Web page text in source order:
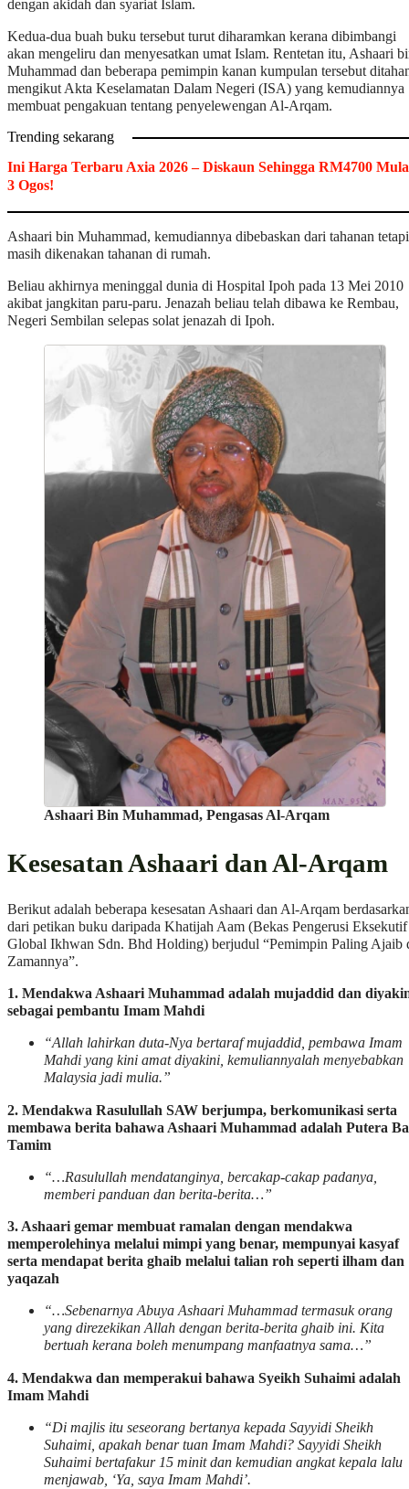
dengan akidah dan syariat Islam.
Kedua-dua buah buku tersebut turut diharamkan kerana dibimbangi
akan mengeliru dan menyesatkan umat Islam. Rentetan itu, Ashaari
Muhammad dan beberapa pemimpin kanan kumpulan tersebut
mengikut Akta Keselamatan Dalam Negeri (ISA) yang kemudiannya
membuat pengakuan tentang penyelewengan Al-Arqam.
Trending sekarang
Ini Harga Terbaru Axia 2026 – Diskaun Sehingga RM4700
3 Ogos!
Ashaari bin Muhammad, kemudiannya dibebaskan dari tahanan tetapi
masih dikenakan tahanan di rumah.
Beliau akhirnya meninggal dunia di Hospital Ipoh pada 13 Mei 2010
akibat jangkitan paru-paru. Jenazah beliau telah dibawa ke Rembau,
Negeri Sembilan selepas solat jenazah di Ipoh.
Ashaari Bin Muhammad, Pengasas Al-Arqam
Kesesatan Ashaari dan Al-Arqam
Berikut adalah beberapa kesesatan Ashaari dan Al-Arqam
dari petikan buku daripada Khatijah Aam (Bekas Pengerusi Eksekutif
Global Ikhwan Sdn. Bhd Holding) berjudul “Pemimpin Paling Ajaib
Zamannya”.
1. Mendakwa Ashaari Muhammad adalah mujaddid dan
sebagai pembantu Imam Mahdi
“Allah lahirkan duta-Nya bertaraf mujaddid, pembawa Imam
Mahdi yang kini amat diyakini, kemuliannyalah menyebabkan
Malaysia jadi mulia.”
2. Mendakwa Rasulullah SAW berjumpa, berkomunikasi serta
membawa berita bahawa Ashaari Muhammad adalah Putera
Tamim
“…Rasulullah mendatanginya, bercakap-cakap padanya,
memberi panduan dan berita-berita…”
3. Ashaari gemar membuat ramalan dengan mendakwa
memperolehinya melalui mimpi yang benar, mempunyai kasyaf
serta mendapat berita ghaib melalui talian roh seperti ilham dan
yaqazah
“…Sebenarnya Abuya Ashaari Muhammad termasuk orang
yang direzekikan Allah dengan berita-berita ghaib ini. Kita
bertuah kerana boleh menumpang manfaatnya sama…”
4. Mendakwa dan memperakui bahawa Syeikh Suhaimi adalah
Imam Mahdi
“Di majlis itu seseorang bertanya kepada Sayyidi Sheikh
Suhaimi, apakah benar tuan Imam Mahdi? Sayyidi Sheikh
Suhaimi bertafakur 15 minit dan kemudian angkat kepala lalu
menjawab, ‘Ya, saya Imam Mahdi’.